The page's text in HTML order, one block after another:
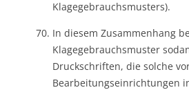
Klagegebrauchsmusters).
In diesem Zusammenhang
Klagegebrauchsmuster
Druckschriften, die solche
Bearbeitungseinrichtungen